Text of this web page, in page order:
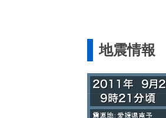
地震情報